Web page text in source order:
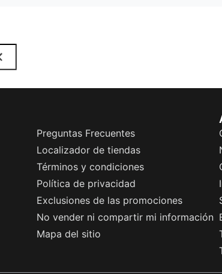
Preguntas Frecuentes
Localizador de tiendas
Términos y condiciones
Política de privacidad
Exclusiones de las promociones
No vender ni compartir mi información
Mapa del sitio